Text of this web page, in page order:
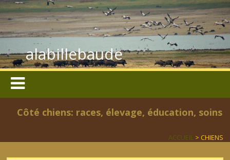
alabillebaude
Côté chiens: races, élevage, éducation, soins
ACCUEIL> CHIENS